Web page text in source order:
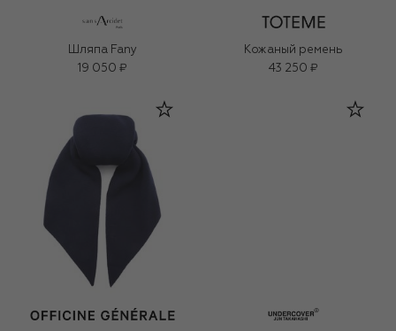
Шляпа Fany
19 050 ₽
Кожаный ремень
43 250 ₽